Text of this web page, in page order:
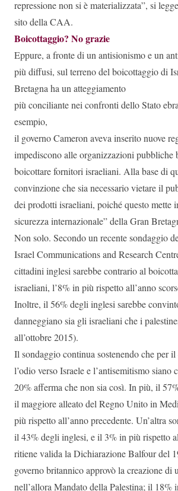
repressione non si è materializzata”, si
sito della CAA.
Boicottaggio? No grazie
Eppure, a fronte di un antisionismo e un
più diffusi, sul terreno del boicottaggio di
Bretagna ha un atteggiamento
più conciliante nei confronti dello Stato
esempio,
il governo Cameron aveva inserito nuove
impediscono alle organizzazioni pubbliche
boicottare fornitori israeliani. Alla base di
convinzione che sia necessario vietare il
dei prodotti israeliani, poiché questo mette
sicurezza internazionale” della Gran
Non solo. Secondo un recente sondaggio
Israel Communications and Research
cittadini inglesi sarebbe contrario al
israeliani, l’8% in più rispetto all’anno
Inoltre, il 56% degli inglesi sarebbe
danneggiano sia gli israeliani che i
all’ottobre 2015).
Il sondaggio continua sostenendo che per
l’odio verso Israele e l’antisemitismo siano
20% afferma che non sia così. In più, il
il maggiore alleato del Regno Unito in
più rispetto all’anno precedente. Un’altra
il 43% degli inglesi, e il 3% in più rispetto
ritiene valida la Dichiarazione Balfour del
governo britannico approvò la creazione di
nell’allora Mandato della Palestina; il 18%